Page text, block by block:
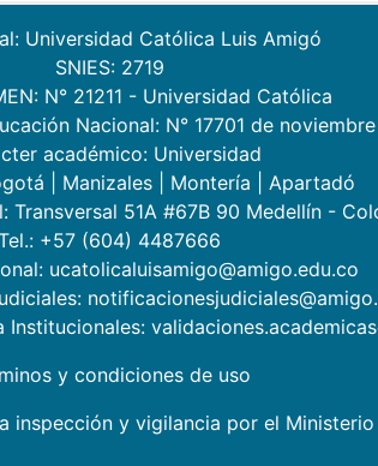
Universidad Católica Luis Amigó
SNIES: 2719
N° 21211 - Universidad Católica
Nacional: N° 17701 de
académico: Universidad
Manizales Montería
Apartadó
Transversal 51A #67B 90 Medellín -
+57 (604) 4487666
ucatolicaluisamigo@amigo.edu.co
y condiciones de uso
inspección y vigilancia por el